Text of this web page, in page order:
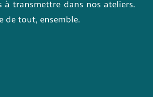
à transmettre dans nos ateliers.
de tout, ensemble.